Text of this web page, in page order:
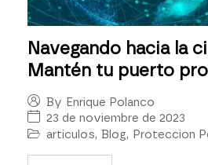
Navegando hacia la
Mantén tu puerto
By Enrique Polanco
23 de noviembre de 2023
articulos, Blog, Proteccion